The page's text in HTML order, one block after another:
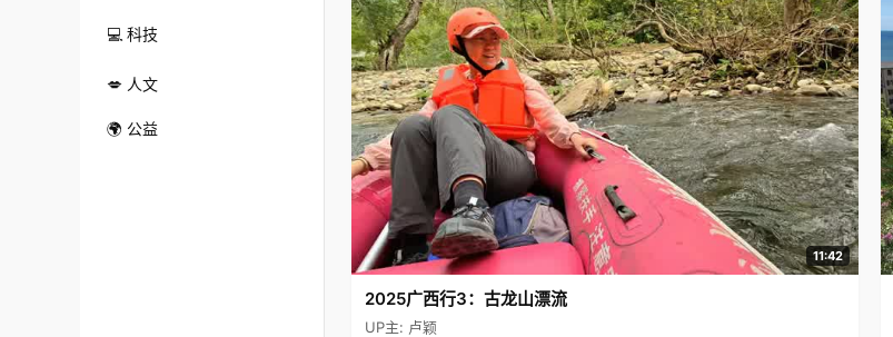
💻 科技
💋 人文
🌍 公益
11:42
2025广西行3：古龙山漂流
UP主: 卢颖